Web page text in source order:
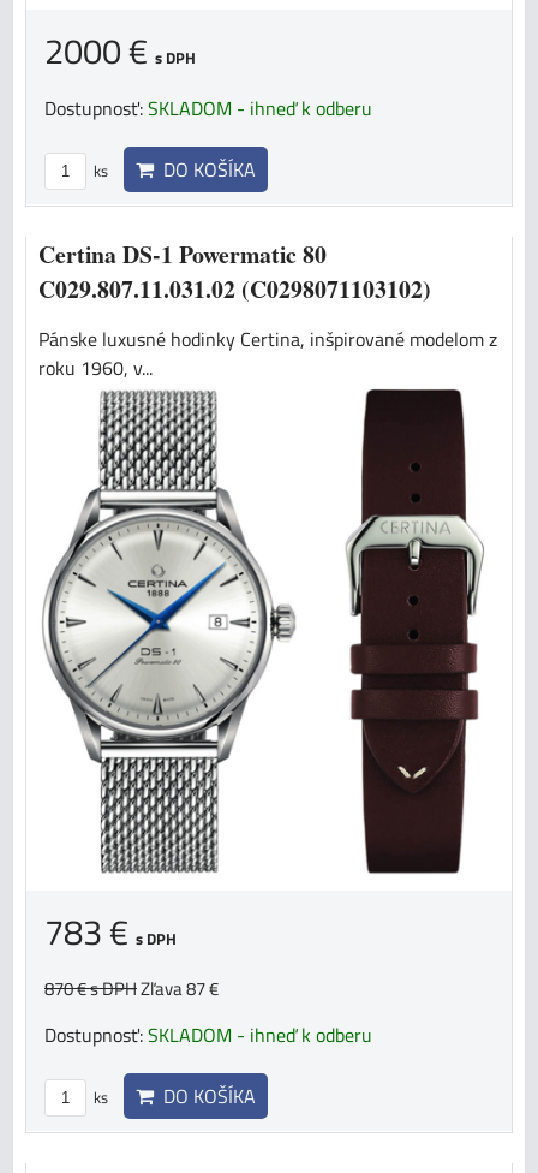
2000 € s DPH
Dostupnosť:SKLADOM - ihneď k odberu
ks DO KOŠÍKA
Certina DS-1 Powermatic 80
C029.807.11.031.02 (C0298071103102)
Pánske luxusné hodinky Certina, inšpirované modelom z
roku 1960, v...
783 € s DPH
870 €s DPHZľava 87 €
Dostupnosť:SKLADOM - ihneď k odberu
ks DO KOŠÍKA